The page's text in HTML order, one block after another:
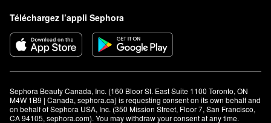
Téléchargez l’appli Sephora
Sephora Beauty Canada, Inc. (160 Bloor St. East Suite 1100 Toronto, ON
M4W 1B9 | Canada, sephora.ca) is requesting consent on its own behalf and
on behalf of Sephora USA, Inc. (350 Mission Street, Floor 7, San Francisco,
CA 94105, sephora.com). You may withdraw your consent at any time.